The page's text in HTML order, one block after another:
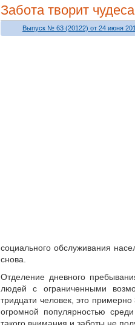
Забота творит чудеса
Выпуск № 63 (20122) от 24 июня
социального обслуживания
снова.
Отделение дневного
людей с ограниченными
тридцати человек, это
огромной популярностью